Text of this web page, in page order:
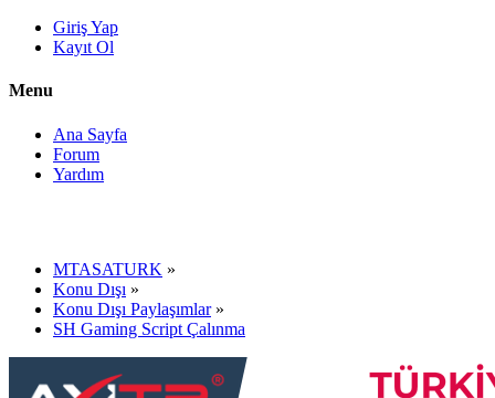
Giriş Yap
Kayıt Ol
Menu
Ana Sayfa
Forum
Yardım
MTASATURK »
Konu Dışı »
Konu Dışı Paylaşımlar»
SH Gaming Script Çalınma